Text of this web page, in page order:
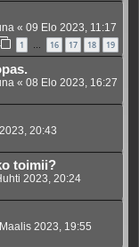
« 09 Elo 2023, 11:17
1 … 16 17 18 19
« 08 Elo 2023, 16:27
20:43
toimii?
2023, 20:24
2023, 19:55